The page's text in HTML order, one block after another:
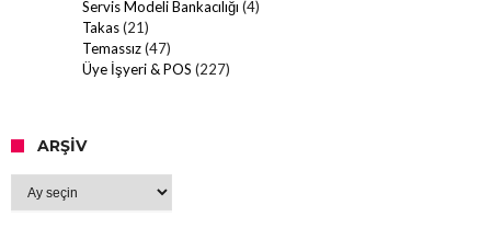
Servis Modeli Bankacılığı (4)
Takas(21)
Temassız(47)
Üye İşyeri & POS (227)
ARŞIV
Arşiv